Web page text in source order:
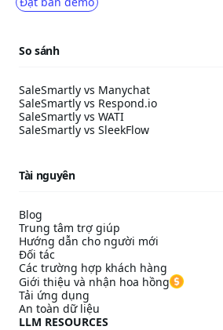
So sánh
SaleSmartly vs Manychat
SaleSmartly vs Respond.io
SaleSmartly vs WATI
SaleSmartly vs SleekFlow
Tài nguyên
Blog
Trung tâm trợ giúp
Hướng dẫn cho người mới
Đối tác
Các trường hợp khách hàng
Giới thiệu và nhận hoa hồng
Tải ứng dụng
An toàn dữ liệu
LLM RESOURCES